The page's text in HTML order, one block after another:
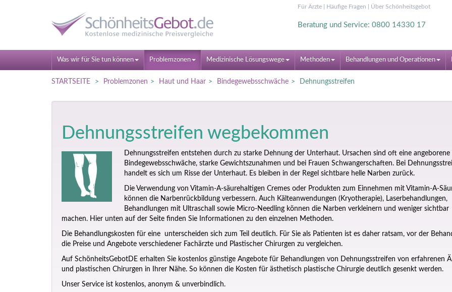
Für Ärzte| Häufige Fragen Über Schönheitsgebot
Beratung und Service: 0800 14330 17
Was wir für Sie tun können Problemzonen Medizinische Lösungswege Methoden Behandlungen und Operationen
STARTSEITE Problemzonen Haut und Haar Bindegewebsschwäche Dehnungsstreifen
Dehnungsstreifen wegbekommen
Dehnungsstreifen entstehen durch zu starke Dehnung der Unterhaut. Ursachen sind oft eine angeborene
Bindegewebsschwäche, starke Gewichtszunahmen und bei Frauen Schwangerschaften. Bei
handelt es sich um Risse der Unterhaut. Es bleiben in der Regel sichtbare helle Narben zurück.
Die Verwendung von Vitamin-A-säurehaltigen Cremes oder Produkten zum Einnehmen mit Vitamin-A-
können die Narbenrückbildung verbessern. Auch Kälteanwendungen (Kryotherapie), Laserbehandlungen,
Behandlungen mit Ultraschall sowie Micro-Needling können die Narben verkleinern und weniger sichtbar
machen. Hier unten auf der Seite finden Sie Informationen zu den einzelnen Methoden.
Die Behandlungskosten für eine unterscheiden sich zum Teil deutlich. Für Sie als Patienten ist es daher ratsam, vor der
die Preise und Angebote verschiedener Fachärzte und Plastischer Chirurgen zu vergleichen.
Auf SchönheitsGebotDE erhalten Sie kostenlos günstige Angebote für Behandlungen von Dehnungsstreifen von erfahrenen
und plastischen Chirurgen in Ihrer Nähe. So können die Kosten für ästhetisch plastische Chirurgie deutlich gesenkt werden.
Unser Service ist kostenlos, anonym & unverbindlich.